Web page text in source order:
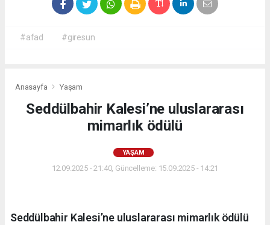
#afad #giresun
Anasayfa Yaşam
Seddülbahir Kalesi’ne uluslararası
mimarlık ödülü
YAŞAM
12.09.2025 - 21:40, Güncelleme: 15.09.2025 - 14:21
Seddülbahir Kalesi’ne uluslararası mimarlık ödülü